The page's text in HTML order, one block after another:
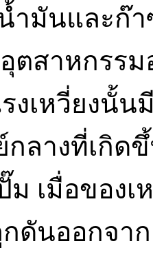
ำมันและก๊
ตสาหกรร
งเหวี่ยงนั้น
กลางที่เกิ
ม เมื่อของ
กดันออกจา